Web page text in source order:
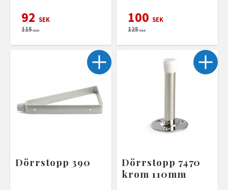
92 SEK
115SEK
100 SEK
125SEK
Dörrstopp 390
Dörrstopp 7470
krom 110mm